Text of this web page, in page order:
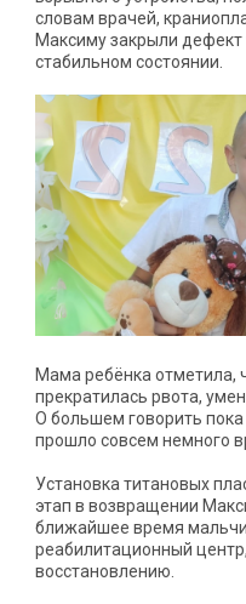
словам врачей,
Максиму закрыли дефект
стабильном состоянии.
Мама ребёнка отметила,
прекратилась рвота,
О большем говорить пока
прошло совсем немного
Установка титановых
этап в возвращении
ближайшее время
реабилитационный
восстановлению.